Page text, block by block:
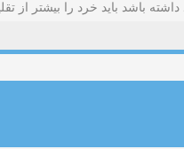
باشد باید خرد را بیشتر از